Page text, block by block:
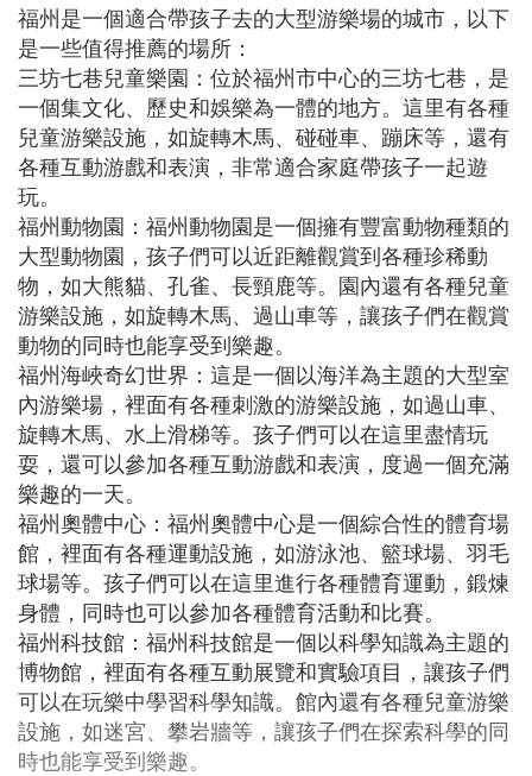
福州是一個適合帶孩子去的大型游樂場的城市，以下
是一些值得推薦的場所：
三坊七巷兒童樂園：位於福州市中心的三坊七巷，是
一個集文化、歷史和娛樂為一體的地方。這里有各種
兒童游樂設施，如旋轉木馬、碰碰車、蹦床等，還有
各種互動游戲和表演，非常適合家庭帶孩子一起遊
玩。
福州動物園：福州動物園是一個擁有豐富動物種類的
大型動物園，孩子們可以近距離觀賞到各種珍稀動
物，如大熊貓、孔雀、長頸鹿等。園內還有各種兒童
游樂設施，如旋轉木馬、過山車等，讓孩子們在觀賞
動物的同時也能享受到樂趣。
福州海峽奇幻世界：這是一個以海洋為主題的大型室
內游樂場，裡面有各種刺激的游樂設施，如過山車、
旋轉木馬、水上滑梯等。孩子們可以在這里盡情玩
耍，還可以參加各種互動游戲和表演，度過一個充滿
樂趣的一天。
福州奧體中心：福州奧體中心是一個綜合性的體育場
館，裡面有各種運動設施，如游泳池、籃球場、羽毛
球場等。孩子們可以在這里進行各種體育運動，鍛煉
身體，同時也可以參加各種體育活動和比賽。
福州科技館：福州科技館是一個以科學知識為主題的
博物館，裡面有各種互動展覽和實驗項目，讓孩子們
可以在玩樂中學習科學知識。館內還有各種兒童游樂
設施，如迷宮、攀岩牆等，讓孩子們在探索科學的同
時也能享受到樂趣。